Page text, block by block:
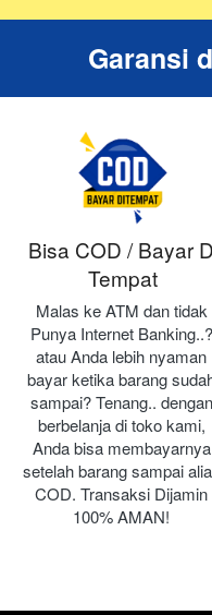
Garansi
Bisa COD / Bayar
Tempat
Malas ke ATM dan tidak
Punya Internet Banking..?
atau Anda lebih nyaman
bayar ketika barang
sampai? Tenang.. dengan
berbelanja di toko kami,
Anda bisa membayarnya
setelah barang sampai
COD. Transaksi Dijamin
100% AMAN!